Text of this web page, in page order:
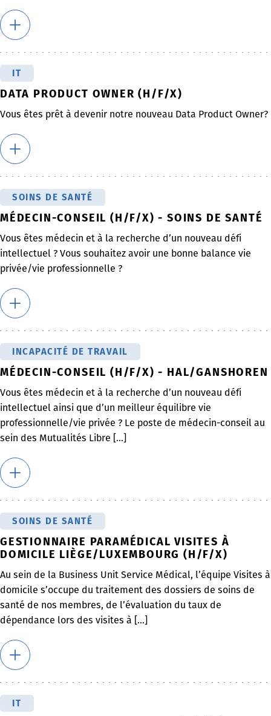
IT
DATA PRODUCT OWNER (H/F/X)
Vous êtes prêt à devenir notre nouveau Data Product Owner?
SOINS DE SANTÉ
MÉDECIN-CONSEIL (H/F/X) - SOINS DE SANTÉ
Vous êtes médecin et à la recherche d’un nouveau défi
intellectuel ? Vous souhaitez avoir une bonne balance vie
privée/vie professionnelle ?
INCAPACITÉ DE TRAVAIL
MÉDECIN-CONSEIL (H/F/X) - HAL/GANSHOREN
Vous êtes médecin et à la recherche d’un nouveau défi
intellectuel ainsi que d’un meilleur équilibre vie
professionnelle/vie privée ? Le poste de médecin-conseil au
sein des Mutualités Libre [...]
SOINS DE SANTÉ
GESTIONNAIRE PARAMÉDICAL VISITES À
DOMICILE LIÈGE/LUXEMBOURG (H/F/X)
Au sein de la Business Unit Service Médical, l’équipe Visites à
domicile s’occupe du traitement des dossiers de soins de
santé de nos membres, de l’évaluation du taux de
dépendance lors des visites à [...]
IT